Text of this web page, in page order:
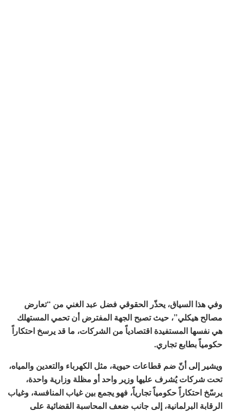
وفي هذا السياق، يحذّر الحقوقي فضل عبد الغني من “تعارض
مصالح هيكلي”، حيث تصبح الجهة المفترض أن تحمي المستهلك
هي نفسها المستفيدة اقتصادياً من الشركات، ما قد يرسخ احتكاراً
حكومياً بطابع تجاري.
ويشير إلى أنّ ضم قطاعات حيوية، مثل الكهرباء والتعدين والمياه،
تحت شركات يُشرف عليها وزير واحد أو مظلة وزارية واحدة،
يرسّخ احتكاراً حكومياً تجارياً، فهو يجمع بين غياب المنافسة، وغياب
الرقابة البرلمانية، إلى جانب ضعف المحاسبة القضائية على